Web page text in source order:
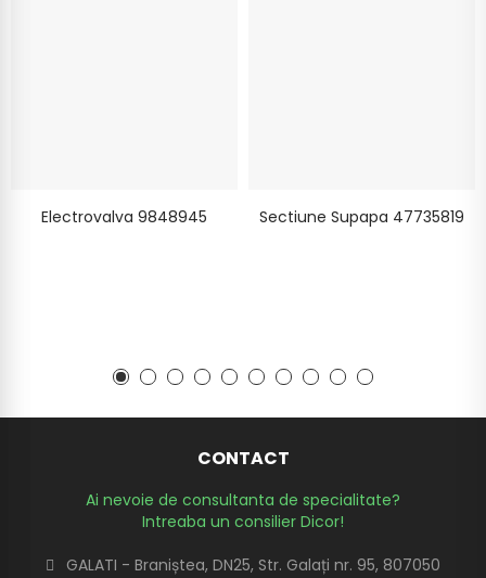
Electrovalva 9848945 Sectiune Supapa 47735819
CONTACT
Ai nevoie de consultanta de specialitate?
Intreaba un consilier Dicor!
GALATI - Braniștea, DN25, Str. Galați nr. 95, 807050